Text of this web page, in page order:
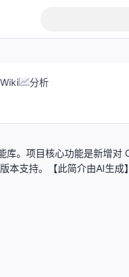
Wiki 分析
。项目核心功能是新增对
支持。【此简介由AI生成】